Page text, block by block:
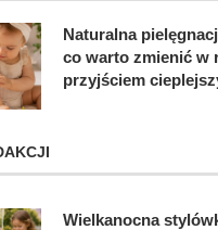
Naturalna
co warto zmienić w
przyjściem
Wielkanocna